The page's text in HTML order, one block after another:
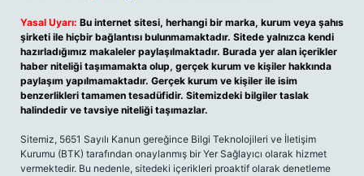
Yasal Uyarı: Bu internet sitesi, herhangi bir marka, kurum veya şahıs
şirketi ile hiçbir bağlantısı bulunmamaktadır. Sitede yalnızca kendi
hazırladığımız makaleler paylaşılmaktadır. Burada yer alan içerikler
haber niteliği taşımamakta olup, gerçek kurum ve kişiler hakkında
paylaşım yapılmamaktadır. Gerçek kurum ve kişiler ile isim
benzerlikleri tamamen tesadüfidir. Sitemizdeki bilgiler taslak
halindedir ve tavsiye niteliği taşımazlar.
Sitemiz, 5651 Sayılı Kanun gereğince Bilgi Teknolojileri ve İletişim
Kurumu (BTK) tarafından onaylanmış bir Yer Sağlayıcı olarak hizmet
vermektedir. Bu nedenle, sitedeki içerikleri proaktif olarak denetleme